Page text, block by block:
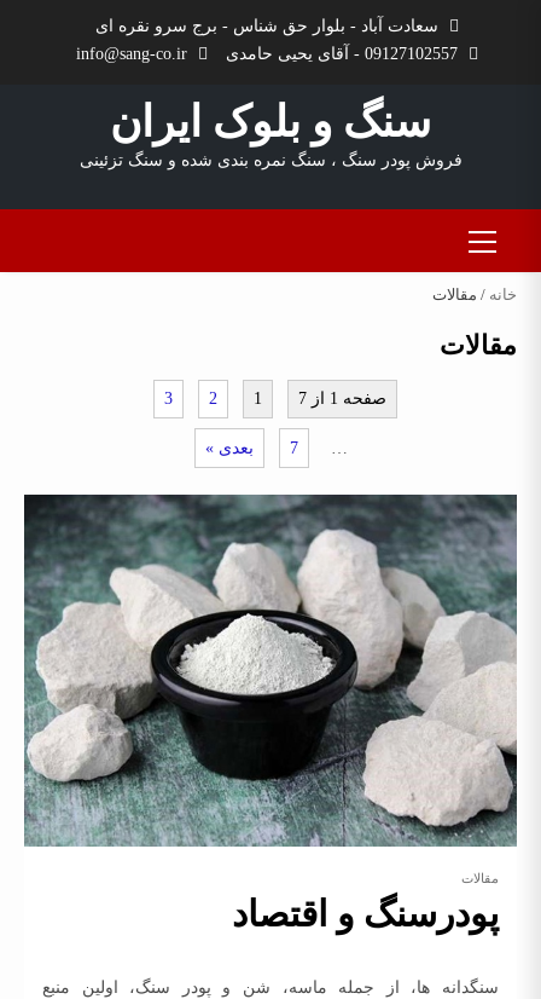
سعادت آباد - بلوار حق شناس - برج سرو نقره ای
09127102557 - آقای یحیی حامدی
info@sang-co.ir
سنگ و بلوک ایران
فروش پودر سنگ ، سنگ نمره بندی شده و سنگ تزئینی
Primary
Menu
خانه / مقالات
مقالات
صفحه 1 از 7 1
2
3
7 بعدی »
مقالات
پودرسنگ و اقتصاد
سنگدانه ها، از جمله ماسه، شن و پودر سنگ، اولین منبع